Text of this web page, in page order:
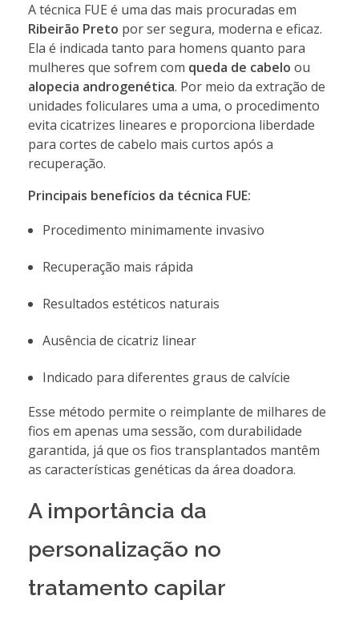
A técnica FUE é uma das mais procuradas em
Ribeirão Preto por ser segura, moderna e eficaz.
Ela é indicada tanto para homens quanto para
mulheres que sofrem com queda de cabelo ou
alopecia androgenética. Por meio da extração de
unidades foliculares uma a uma, o procedimento
evita cicatrizes lineares e proporciona liberdade
para cortes de cabelo mais curtos após a
recuperação.
Principais benefícios da técnica FUE:
Procedimento minimamente invasivo
Recuperação mais rápida
Resultados estéticos naturais
Ausência de cicatriz linear
Indicado para diferentes graus de calvície
Esse método permite o reimplante de milhares de
fios em apenas uma sessão, com durabilidade
garantida, já que os fios transplantados mantêm
as características genéticas da área doadora.
A importância da
personalização no
tratamento capilar